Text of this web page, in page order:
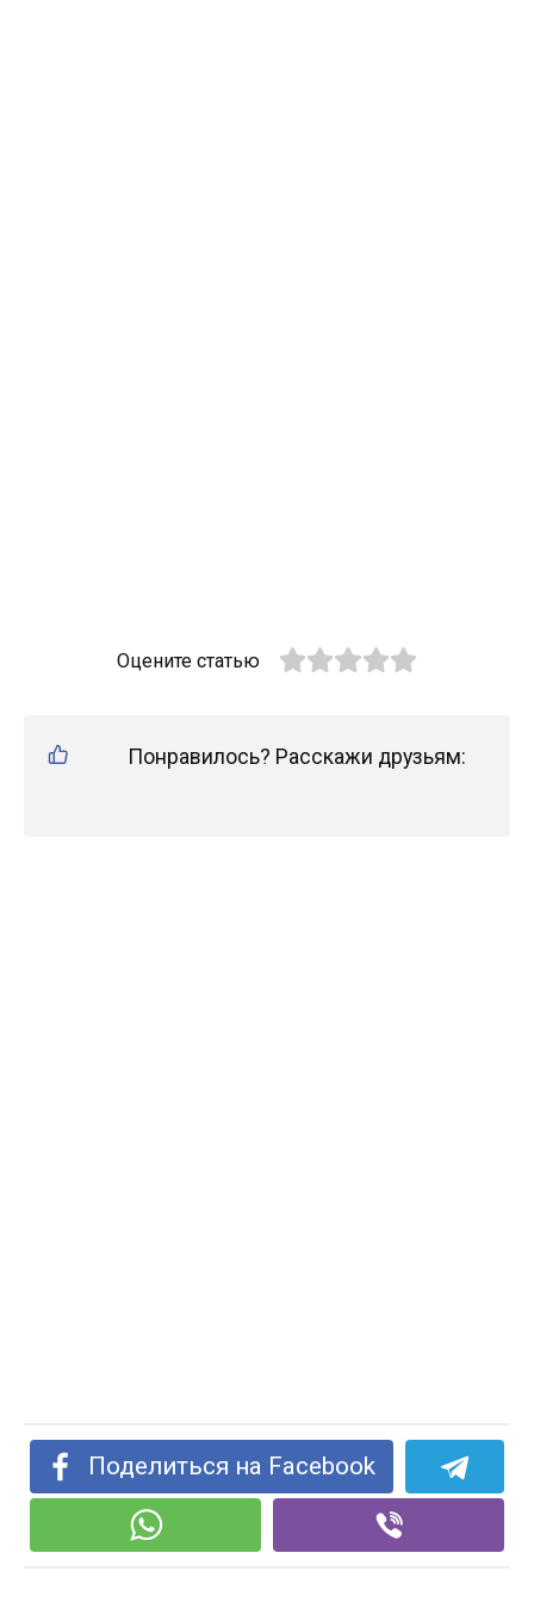
Оцените статью
Понравилось? Расскажи друзьям:
Поделиться на Facebook